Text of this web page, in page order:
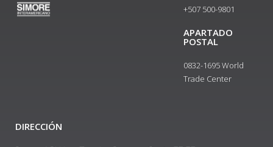
+507 500-9801​
APARTADO
POSTAL
0832-1695 World
Trade Center
DIRECCIÓN